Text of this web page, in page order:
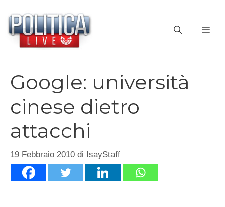
contenuto
Google: università
cinese dietro
attacchi
19 Febbraio 2010 di IsayStaff